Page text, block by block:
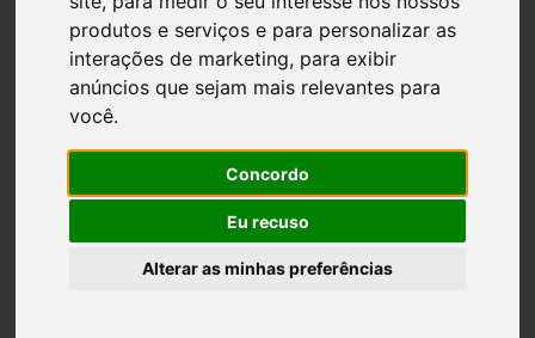
produtos e serviços e para personalizar as
interações de marketing, para exibir
anúncios que sejam mais relevantes para
você.
Concordo
Eu recuso
Alterar as minhas preferências